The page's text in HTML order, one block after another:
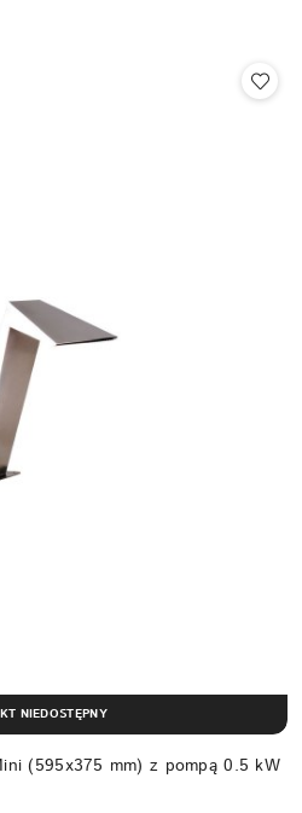
(595x375 mm) z pompą 0.5 kW
NIEDOSTĘPNY